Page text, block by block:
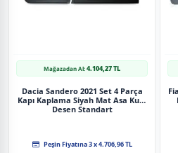
Mağazadan Al:4.104,27 TL
Dacia Sandero 2021 Set 4 Parça
Kapı Kaplama Siyah Mat Asa Kum
Desen Standart
Peşin Fiyatına 3 x 4.706,96 TL